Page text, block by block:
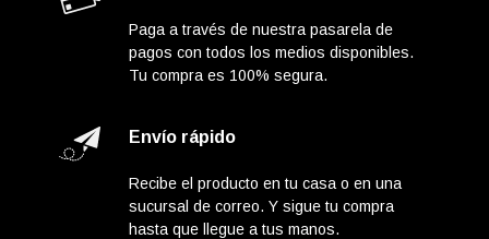
Paga a través de nuestra pasarela de
pagos con todos los medios disponibles.
Tu compra es 100% segura.
Envío rápido
Recibe el producto en tu casa o en una
sucursal de correo. Y sigue tu compra
hasta que llegue a tus manos.